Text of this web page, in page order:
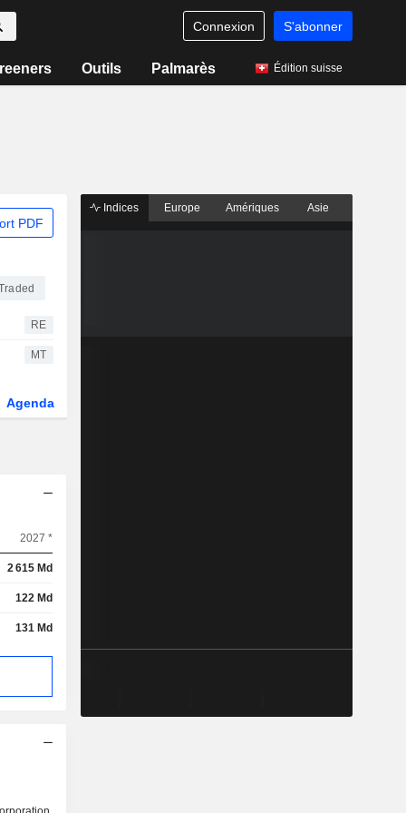
Connexion S'abonner
Outils Palmarès Édition suisse
PDF
RE
MT
Agenda
2027 *
2 615 Md
122 Md
131 Md
Indices Europe Amériques Asie